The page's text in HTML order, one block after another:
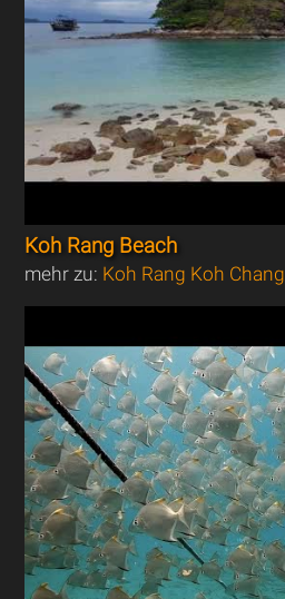
Koh Rang Beach
mehr zu: Koh Rang Koh Chang